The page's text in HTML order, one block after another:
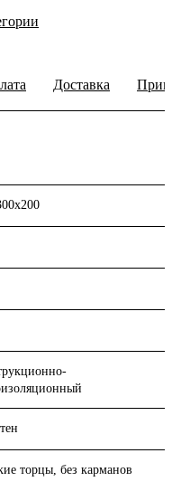
Доставка
торцы, без карманов